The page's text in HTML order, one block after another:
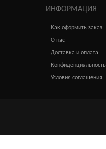
ИНФОРМАЦИЯ
Как оформить заказ
О нас
Доставка и оплата
Конфиденциальность
Условия соглашения